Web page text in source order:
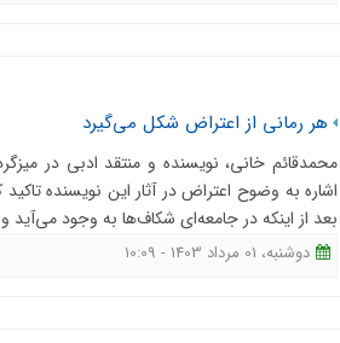
هر رمانی از اعتراض شکل می‌گیرد
محمدقائم خانی، نویسنده و منتقد ادبی در
اشاره به وضوح اعتراض در آثار این نویسنده
بعد از اینکه در جامعه‌ای شکاف‌ها به وجود
دوشنبه، 01 مرداد 1403 - 10:09